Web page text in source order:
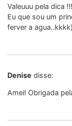
Valeuuu pela dica !!!
Eu que sou um
ferver a
Denise disse:
Amei! Obrigada